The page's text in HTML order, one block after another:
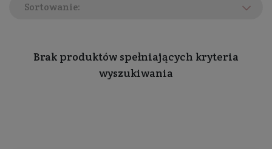
zmiany potrądzikowe, działa antybakteryjne,
Sortowanie:
Brak produktów spełniających kryteria
wyszukiwania